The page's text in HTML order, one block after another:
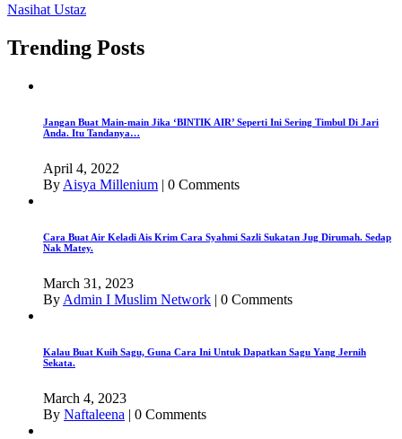
Nasihat Ustaz
Trending Posts
Jangan Buat Main-main Jika ‘BINTIK AIR’ Seperti Ini Sering Timbul Di Jari
Anda. Itu Tandanya…
April 4, 2022
By Aisya Millenium | 0 Comments
Cara Buat Air Keladi Ais Krim Cara Syahmi Sazli Sukatan Jug Dirumah. Sedap
Nak Matey.
March 31, 2023
By Admin I Muslim Network | 0 Comments
Kalau Buat Kuih Sagu, Guna Cara Ini Untuk Dapatkan Sagu Yang Jernih
Sekata.
March 4, 2023
By Naftaleena | 0 Comments